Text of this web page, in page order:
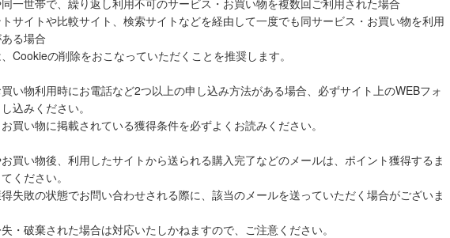
トサイトや比較サイト、検索サイトなどを経由して一度でも同サービス・お買い物を利用
る場合
Cookieの削除をおこなっていただくことを推奨します。
い物利用時にお電話など2つ以上の申し込み方法がある場合、必ずサイト上のWEBフォ
込みください。
買い物に掲載されている獲得条件を必ずよくお読みください。
買い物後、利用したサイトから送られる購入完了などのメールは、ポイント獲得するま
ください。
失敗の状態でお問い合わせされる際に、該当のメールを送っていただく場合がございま
・破棄された場合は対応いたしかねますので、ご注意ください。